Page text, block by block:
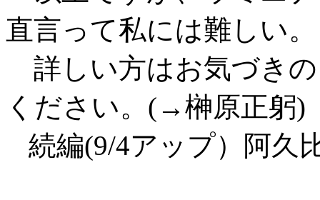
直言って私には難しい。
詳しい方はお気づき
ください。(→榊原正躬)
続編(9/4アップ）阿久